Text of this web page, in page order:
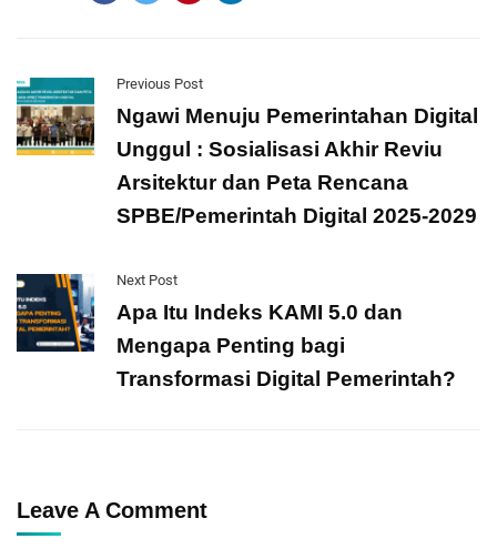
Previous Post
Ngawi Menuju Pemerintahan Digital
Unggul : Sosialisasi Akhir Reviu
Arsitektur dan Peta Rencana
SPBE/Pemerintah Digital 2025-2029
Next Post
Apa Itu Indeks KAMI 5.0 dan
Mengapa Penting bagi
Transformasi Digital Pemerintah?
Leave A Comment